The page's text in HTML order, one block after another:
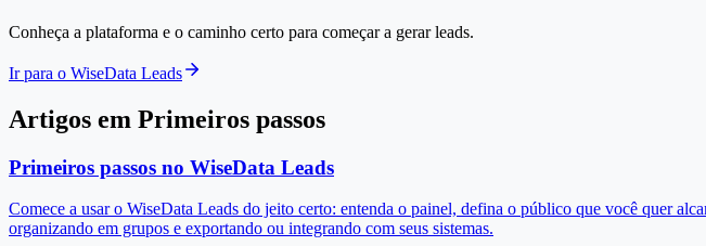
Conheça a plataforma e o caminho certo para começar a gerar leads.
Ir para o WiseData Leads
Artigos em Primeiros passos
Primeiros passos no WiseData Leads
Comece a usar o WiseData Leads do jeito certo: entenda o painel, defina o público que você quer
organizando em grupos e exportando ou integrando com seus sistemas.